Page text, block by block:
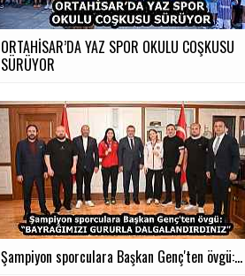
ORTAHİSAR’DA YAZ SPOR OKULU COŞKUSU
SÜRÜYOR
Şampiyon sporculara Başkan Genç'ten övgü:...